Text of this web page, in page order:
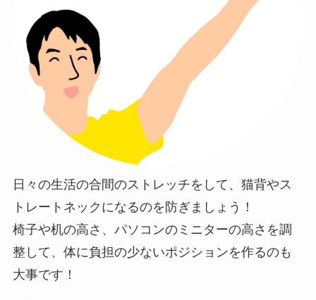
日々の生活の合間のストレッチをして、猫背やス
トレートネックになるのを防ぎましょう！
椅子や机の高さ、パソコンのミニターの高さを調
整して、体に負担の少ないポジションを作るのも
大事です！